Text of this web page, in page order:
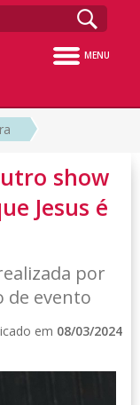
MENU
show
Jesus é
por
de evento
em 08/03/2024